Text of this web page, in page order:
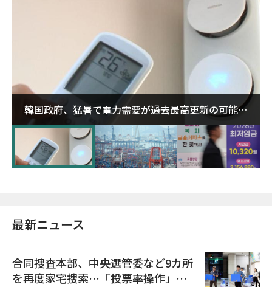
韓国政府、猛暑で電力需要が過去最高更新の可能性
に需給対応体制を点検
最新ニュース
合同捜査本部、中央選管委など9カ所
を再度家宅捜索…「投票率操作」の